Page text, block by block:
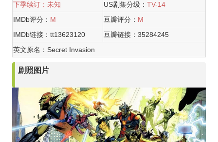
下季续订：未知
US剧集分级： TV-14
IMDb评分： M 豆瓣评分： M
IMDb链接：tt13623120
豆瓣链接：35284245
英文原名：Secret Invasion
剧照图片